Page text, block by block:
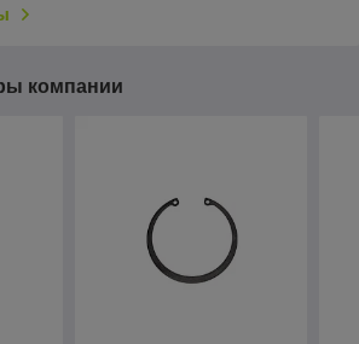
компании